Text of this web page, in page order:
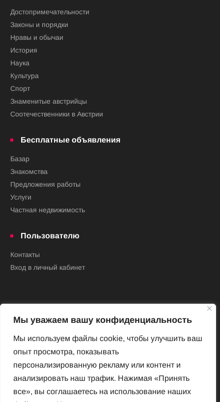
Мы уважаем вашу конфиденциальность
Мы используем файлы cookie, чтобы улучшить ваш
опыт просмотра, показывать
персонализированную рекламу или контент и
анализировать наш трафик. Нажимая «Принять
все», вы соглашаетесь на использование наших
Достопримечательности
Законы и порядки
Нравы и обычаи
История
Наука
Культура
Спорт
Знаменитые австрийцы
Соотечественники в Австрии
Бесплатные объявления
Базар
Знакомства
Предложения работы
Услуги
Частная недвижимость
Пользователю
Контакты
Вход в личный кабинет
Новый Венский журнал
Архив номеров
Impressum